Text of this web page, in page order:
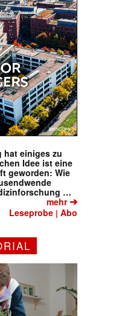
hat einiges zu
Idee ist eine
geworden: Wie
…
mehr➔
Leseprobe |Abo